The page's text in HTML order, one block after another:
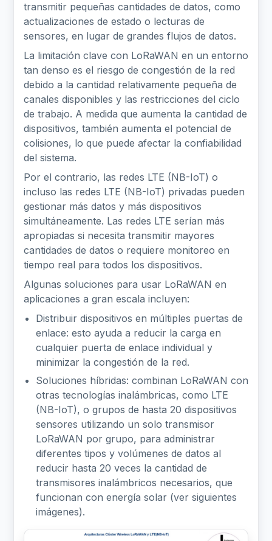
transmitir pequeñas cantidades de datos, como
actualizaciones de estado o lecturas de
sensores, en lugar de grandes flujos de datos.
La limitación clave con LoRaWAN en un entorno
tan denso es el riesgo de congestión de la red
debido a la cantidad relativamente pequeña de
canales disponibles y las restricciones del ciclo
de trabajo. A medida que aumenta la cantidad de
dispositivos, también aumenta el potencial de
colisiones, lo que puede afectar la confiabilidad
del sistema.
Por el contrario, las redes LTE (NB-IoT) o
incluso las redes LTE (NB-IoT) privadas pueden
gestionar más datos y más dispositivos
simultáneamente. Las redes LTE serían más
apropiadas si necesita transmitir mayores
cantidades de datos o requiere monitoreo en
tiempo real para todos los dispositivos.
Algunas soluciones para usar LoRaWAN en
aplicaciones a gran escala incluyen:
Distribuir dispositivos en múltiples puertas de
enlace: esto ayuda a reducir la carga en
cualquier puerta de enlace individual y
minimizar la congestión de la red.
Soluciones híbridas: combinan LoRaWAN con
otras tecnologías inalámbricas, como LTE
(NB-IoT), o grupos de hasta 20 dispositivos
sensores utilizando un solo transmisor
LoRaWAN por grupo, para administrar
diferentes tipos y volúmenes de datos al
reducir hasta 20 veces la cantidad de
transmisores inalámbricos necesarios, que
funcionan con energía solar (ver siguientes
imágenes).